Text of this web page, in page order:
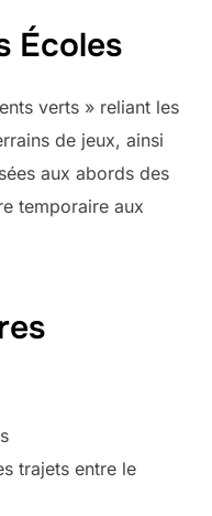
Écoles
verts » reliant les
de jeux, ainsi
aux abords des
temporaire aux
trajets entre le